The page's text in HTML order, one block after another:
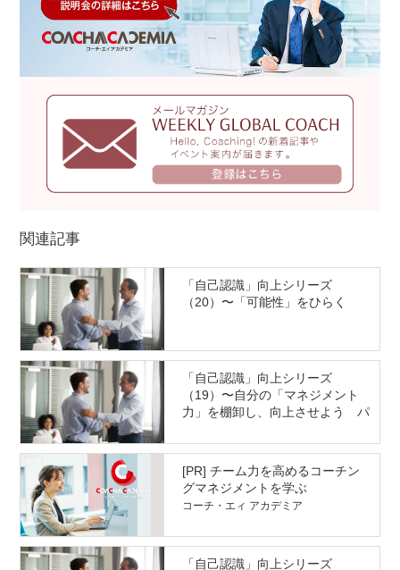
関連記事
「自己認識」向上シリーズ
（20）〜「可能性」をひらく
「自己認識」向上シリーズ
（19）〜自分の「マネジメント
力」を棚卸し、向上させよう パ
[PR] チーム力を高めるコーチン
グマネジメントを学ぶ
コーチ・エィ アカデミア
「自己認識」向上シリーズ